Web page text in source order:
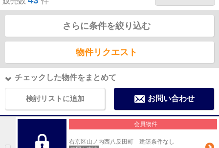
さらに条件を絞り込む
物件リクエスト
チェックした物件をまとめて
検討リストに追加 お問い合わせ
会員物件
右京区山ノ内西八反田町 建築条件なし